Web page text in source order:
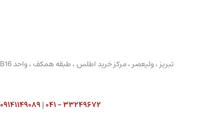
تبریز ، ولیعصر ، مرکز خرید اطلس ، طبقه همکف ، واحد B16
۳۳۲۴۹۶۷۲ – ۰۴۱ |۰۹۱۴۱۱۴۹۰۸۹